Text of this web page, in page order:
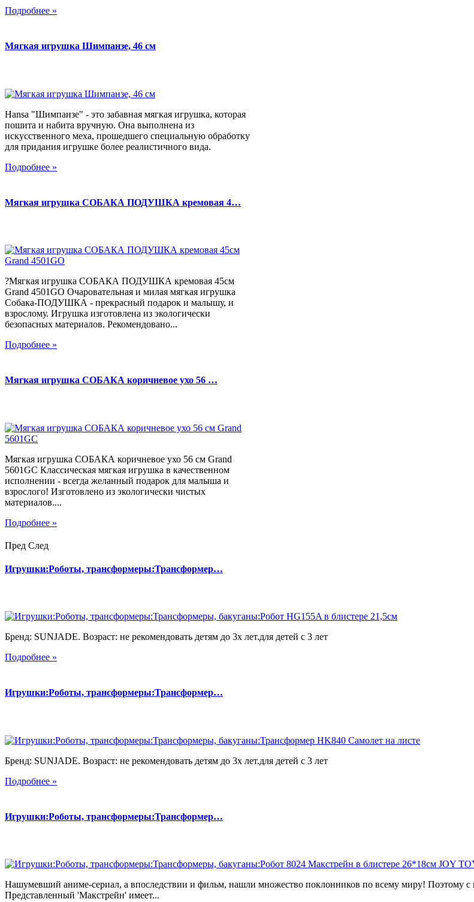
Подробнее »
Мягкая игрушка Шимпанзе, 46 см
Hansa "Шимпанзе" - это забавная мягкая игрушка, которая
пошита и набита вручную. Она выполнена из
искусственного меха, прошедшего специальную обработку
для придания игрушке более реалистичного вида.
Подробнее »
Мягкая игрушка СОБАКА ПОДУШКА кремовая 4…
?Мягкая игрушка СОБАКА ПОДУШКА кремовая 45см
Grand 4501GO Очаровательная и милая мягкая игрушка
Собака-ПОДУШКА - прекрасный подарок и малышу, и
взрослому. Игрушка изготовлена из экологически
безопасных материалов. Рекомендовано...
Подробнее »
Мягкая игрушка СОБАКА коричневое ухо 56 …
Мягкая игрушка СОБАКА коричневое ухо 56 см Grand
5601GC Классическая мягкая игрушка в качественном
исполнении - всегда желанный подарок для малыша и
взрослого! Изготовлено из экологически чистых
материалов....
Подробнее »
Пред След
Игрушки:Роботы, трансформеры:Трансформер…
Бренд: SUNJADE. Возраст: не рекомендовать детям до 3х лет.для детей с 3 лет
Подробнее »
Игрушки:Роботы, трансформеры:Трансформер…
Бренд: SUNJADE. Возраст: не рекомендовать детям до 3х лет.для детей с 3 лет
Подробнее »
Игрушки:Роботы, трансформеры:Трансформер…
Нашумевший аниме-сериал, а впоследствии и фильм, нашли множество поклонников по всему миру! Поэтому с
Представленный 'Макстрейн' имеет...